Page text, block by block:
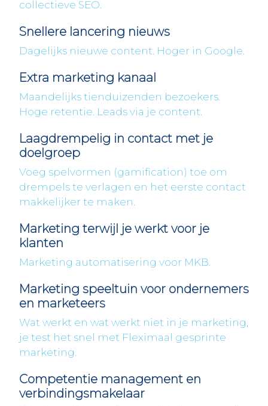
collectieve SEO.
Snellere lancering nieuws
Dagelijks nieuwe content. Hoger in Google.
Extra marketing kanaal
Maandelijks tienduizenden bezoekers.
Hoge retentie. Leads via je content.
Laagdrempelig in contact met je
doelgroep
Voeg spelvormen (gamification) toe om
drempels te verlagen en het eerste contact
makkelijker te maken.
Marketing terwijl je werkt voor je
klanten
Marketing automatisering voor MKB.
Marketing speeltuin voor ondernemers
en marketeers
Wat werkt en wat werkt niet in je marketing,
je test het snel met Fleximaal gesprinte
marketing.
Competentie management en
verbindingsmakelaar